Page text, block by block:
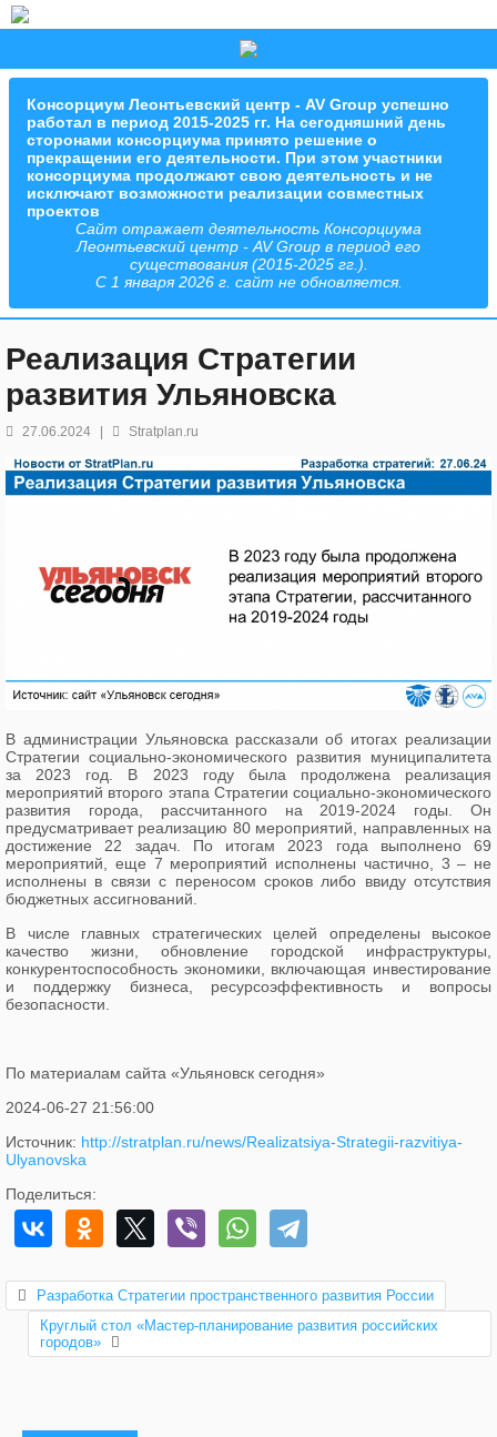
Консорциум Леонтьевский центр - AV Group успешно
работал в период 2015-2025 гг. На сегодняшний день
сторонами консорциума принято решение о
прекращении его деятельности. При этом участники
консорциума продолжают свою деятельность и не
исключают возможности реализации совместных
проектов
Сайт отражает деятельность Консорциума
Леонтьевский центр - AV Group в период его
существования (2015-2025 гг.).
С 1 января 2026 г. сайт не обновляется.
Реализация Стратегии
развития Ульяновска
27.06.2024 Stratplan.ru
В администрации Ульяновска рассказали об итогах реализации
Стратегии социально-экономического развития муниципалитета
за 2023 год. В 2023 году была продолжена реализация
мероприятий второго этапа Стратегии социально-экономического
развития города, рассчитанного на 2019-2024 годы. Он
предусматривает реализацию 80 мероприятий, направленных на
достижение 22 задач. По итогам 2023 года выполнено 69
мероприятий, еще 7 мероприятий исполнены частично, 3 – не
исполнены в связи с переносом сроков либо ввиду отсутствия
бюджетных ассигнований.
В числе главных стратегических целей определены высокое
качество жизни, обновление городской инфраструктуры,
конкурентоспособность экономики, включающая инвестирование
и поддержку бизнеса, ресурсоэффективность и вопросы
безопасности.
По материалам сайта «Ульяновск сегодня»
2024-06-27 21:56:00
Источник: http://stratplan.ru/news/Realizatsiya-Strategii-razvitiya-
Ulyanovska
Поделиться:
Разработка Стратегии пространственного развития России
Круглый стол «Мастер-планирование развития российских
городов»